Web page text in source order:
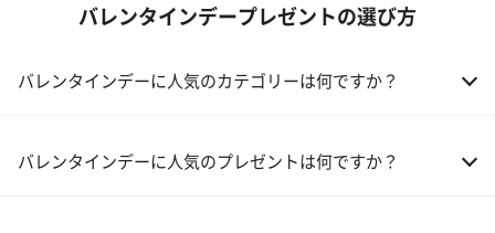
バレンタインデープレゼントの選び方
バレンタインデーに人気のカテゴリーは何ですか？
02 メイクアップ
バレンタインデーに人気のプレゼントは何ですか？